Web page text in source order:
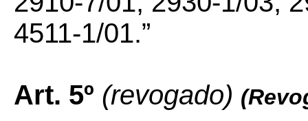
4511-1/01.”
Art. 5º (revogado)